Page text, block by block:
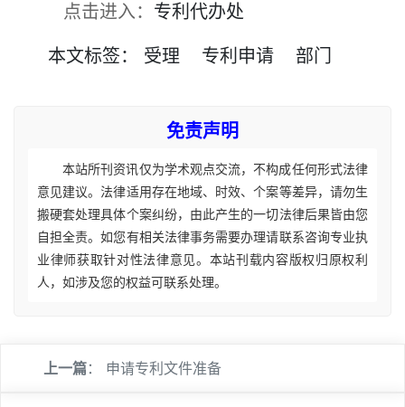
点击进入： 专利代办处
本文标签： 受理 专利申请 部门
免责声明
本站所刊资讯仅为学术观点交流，不构成任何形式法律
意见建议。法律适用存在地域、时效、个案等差异，请勿生
搬硬套处理具体个案纠纷，由此产生的一切法律后果皆由您
自担全责。如您有相关法律事务需要办理请联系咨询专业执
业律师获取针对性法律意见。本站刊载内容版权归原权利
人，如涉及您的权益可联系处理。
上一篇： 申请专利文件准备